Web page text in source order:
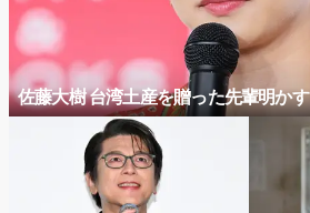
佐藤大樹 台湾土産を贈った先輩明かす